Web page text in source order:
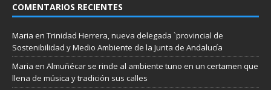
COMENTARIOS RECIENTES
Maria en Trinidad Herrera, nueva delegada `provincial de
Sostenibilidad y Medio Ambiente de la Junta de Andalucía
Maria en Almuñécar se rinde al ambiente tuno en un certamen que
llena de música y tradición sus calles